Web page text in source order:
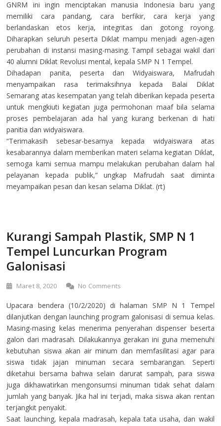
GNRM ini ingin menciptakan manusia Indonesia baru yang
memiliki cara pandang, cara berfikir, cara kerja yang
berlandaskan etos kerja, integritas dan gotong royong.
Diharapkan seluruh peserta Diklat mampu menjadi agen-agen
perubahan di instansi masing-masing. Tampil sebagai wakil dari
40 alumni Diklat Revolusi mental, kepala SMP N 1 Tempel.
Dihadapan panita, peserta dan Widyaiswara, Mafrudah
menyampaikan rasa terimaksihnya kepada Balai Diklat
Semarang atas kesempatan yang telah diberikan kepada peserta
untuk mengkiuti kegiatan juga permohonan maaf bila selama
proses pembelajaran ada hal yang kurang berkenan di hati
panitia dan widyaiswara.
“Terimakasih sebesar-besarnya kepada widyaiswara atas
kesabarannya dalam memberikan materi selama kegiatan Diklat,
semoga kami semua mampu melakukan perubahan dalam hal
pelayanan kepada publik,” ungkap Mafrudah saat diminta
meyampaikan pesan dan kesan selama Diklat. (rt)
Kurangi Sampah Plastik, SMP N 1
Tempel Luncurkan Program
Galonisasi
Maret 8, 2020 No Comments
Upacara bendera (10/2/2020) di halaman SMP N 1 Tempel
dilanjutkan dengan launching program galonisasi di semua kelas.
Masing-masing kelas menerima penyerahan dispenser beserta
galon dari madrasah. Dilakukannya gerakan ini guna memenuhi
kebutuhan siswa akan air minum dan memfasilitasi agar para
siswa tidak jajan minuman secara sembarangan. Seperti
diketahui bersama bahwa selain darurat sampah, para siswa
juga dikhawatirkan mengonsumsi minuman tidak sehat dalam
jumlah yang banyak. Jika hal ini terjadi, maka siswa akan rentan
terjangkit penyakit.
Saat launching, kepala madrasah, kepala tata usaha, dan wakil